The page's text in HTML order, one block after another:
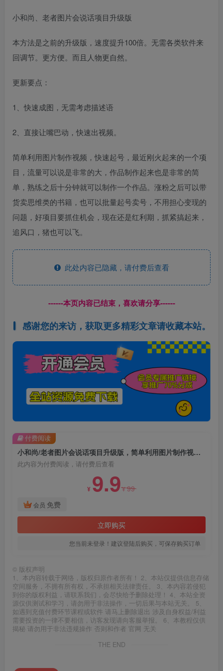
小和尚、老者图片会说话项目升级版
本方法是之前的升级版，速度提升100倍。无需各类软件来
回调节。更方便。而且人物更自然。
更新要点：
1、快速成图，无需考虑描述语
2、直接让嘴巴动，快速出视频。
简单利用图片制作视频，快速起号，最近刚火起来的一个项
目，流量可以说是非常的大，作品制作起来也是非常的简
单，熟练之后十分钟就可以制作一个作品。涨粉之后可以带
货卖思维类的书籍，也可以批量起号卖号，不用担心变现的
问题，好项目要抓住机会，现在还是红利期，抓紧搞起来，
追风口，猪也可以飞。
此处内容已隐藏，请付费后查看
------本页内容已结束，喜欢请分享------
感谢您的来访，获取更多精彩文章请收藏本站。
小和尚/老者图片会说话项目升级版，简单利用图片制作视频，快速起号
此内容为付费阅读，请付费后查看
¥ 9.9¥99
会员 免费
立即购买
您当前未登录！建议登陆后购买，可保存购买订单
付费阅读
© 版权声明
1、本内容转载于网络，版权归原作者所有！ 2、本站仅提供信息存储
空间服务，不拥有所有权，不承担相关法律责任。 3、本内容若侵犯
到你的版权利益，请联系我们，会尽快给予删除处理！ 4、本站全资
源仅供测试和学习，请勿用于非法操作，一切后果与本站无关。 5、
如遇到充值付费环节课程或软件 请马上删除退出 涉及自身权益/利益
需要投资的一律不要相信，访客发现请向客服举报。 6、本教程仅供
揭秘 请勿用于非法违规操作 否则和作者 官网 无关
THE END